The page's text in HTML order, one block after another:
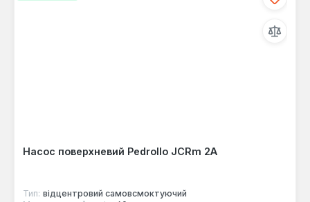
Насос поверхневий Pedrollo JCRm 2A
Тип: відцентровий самовсмоктуючий